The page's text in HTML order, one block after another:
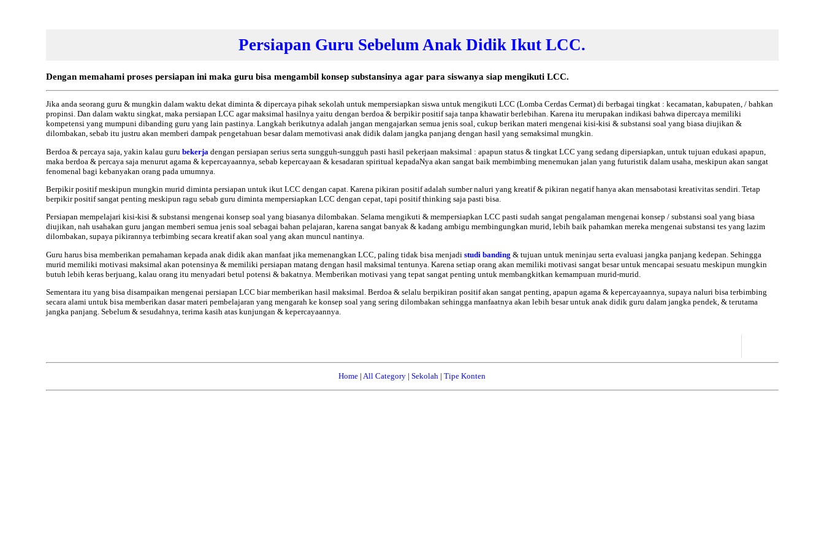
Persiapan Guru Sebelum Anak Didik Ikut LCC.
Dengan memahami proses persiapan ini maka guru bisa mengambil konsep substansinya agar para siswanya siap mengikuti LCC.
Jika anda seorang guru & mungkin dalam waktu dekat diminta & dipercaya pihak sekolah untuk mempersiapkan siswa untuk mengikuti LCC (Lomba Cerdas Cermat) di berbagai tingkat : kecamatan, kabupaten, / bahkan
propinsi. Dan dalam waktu singkat, maka persiapan LCC agar maksimal hasilnya yaitu dengan berdoa & berpikir positif saja tanpa khawatir berlebihan. Karena itu merupakan indikasi bahwa dipercaya memiliki
kompetensi yang mumpuni dibanding guru yang lain pastinya. Langkah berikutnya adalah jangan mengajarkan semua jenis soal, cukup berikan materi mengenai kisi-kisi & substansi soal yang biasa diujikan &
dilombakan, sebab itu justru akan memberi dampak pengetahuan besar dalam memotivasi anak didik dalam jangka panjang dengan hasil yang semaksimal mungkin.
Berdoa & percaya saja, yakin kalau guru bekerja dengan persiapan serius serta sungguh-sungguh pasti hasil pekerjaan maksimal : apapun status & tingkat LCC yang sedang dipersiapkan, untuk tujuan edukasi apapun,
maka berdoa & percaya saja menurut agama & kepercayaannya, sebab kepercayaan & kesadaran spiritual kepadaNya akan sangat baik membimbing menemukan jalan yang futuristik dalam usaha, meskipun akan sangat
fenomenal bagi kebanyakan orang pada umumnya.
Berpikirpositifmeskipun mungkin murid diminta persiapan untuk ikut LCC dengan capat. Karena pikiran positif adalah sumber naluri yang kreatif & pikiran negatif hanya akan mensabotasi kreativitas sendiri. Tetap
berpikir positif sangat penting meskipun ragu sebab guru diminta mempersiapkan LCC dengan cepat, tapi positif thinking saja pasti bisa.
Persiapan mempelajarikisi-kisi & substansimengenai konsep soal yang biasanya dilombakan. Selama mengikuti & mempersiapkan LCC pasti sudah sangat pengalaman mengenai konsep / substansi soal yang biasa
diujikan, nah usahakan guru jangan memberi semua jenis soal sebagai bahan pelajaran, karena sangat banyak & kadang ambigu membingungkan murid, lebih baik pahamkan mereka mengenai substansi tes yang lazim
dilombakan, supaya pikirannya terbimbing secara kreatif akan soal yang akan muncul nantinya.
Guru harus bisa memberikan pemahaman kepada anak didik akan manfaatjika memenangkan LCC, paling tidak bisa menjadi studi banding & tujuan untuk meninjau serta evaluasi jangka panjang kedepan. Sehingga
murid memiliki motivasi maksimal akan potensinya & memiliki persiapan matang dengan hasil maksimal tentunya. Karena setiap orang akan memiliki motivasi sangat besar untuk mencapai sesuatu meskipun mungkin
butuh lebih keras berjuang, kalau orang itu menyadari betul potensi & bakatnya. Memberikan motivasi yang tepat sangat penting untuk membangkitkan kemampuan murid-murid.
Sementara itu yang bisa disampaikan mengenai persiapan LCC biar memberikan hasilmaksimal. Berdoa & selalu berpikiran positif akan sangat penting, apapun agama & kepercayaannya, supaya naluri bisa terbimbing
secara alami untuk bisa memberikan dasar materi pembelajaran yang mengarah ke konsep soal yang sering dilombakan sehingga manfaatnya akan lebih besar untuk anak didik guru dalam jangka pendek, & terutama
jangka panjang. Sebelum & sesudahnya, terima kasih atas kunjungan & kepercayaannya.
Home | All Category | Sekolah | Tipe Konten